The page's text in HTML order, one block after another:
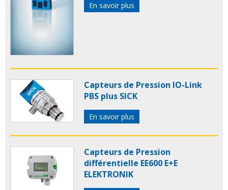
En savoir plus
Capteurs de Pression IO-Link
PBS plus SICK
En savoir plus
Capteurs de Pression
différentielle EE600 E+E
ELEKTRONIK